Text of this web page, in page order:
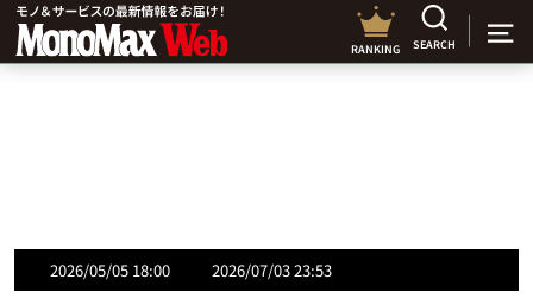
RANKING SEARCH
2026/05/05 18:00 2026/07/03 23:53